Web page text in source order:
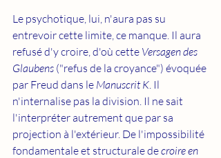
Le psychotique, lui, n'aura pas su
entrevoir cette limite, ce manque. Il aura
refusé d'y croire, d'où cette Versagen des
Glaubens ("refus de la croyance") évoquée
par Freud dans le Manuscrit K. Il
n'internalise pas la division. Il ne sait
l'interpréter autrement que par sa
projection à l'extérieur. De l'impossibilité
fondamentale et structurale de croire en